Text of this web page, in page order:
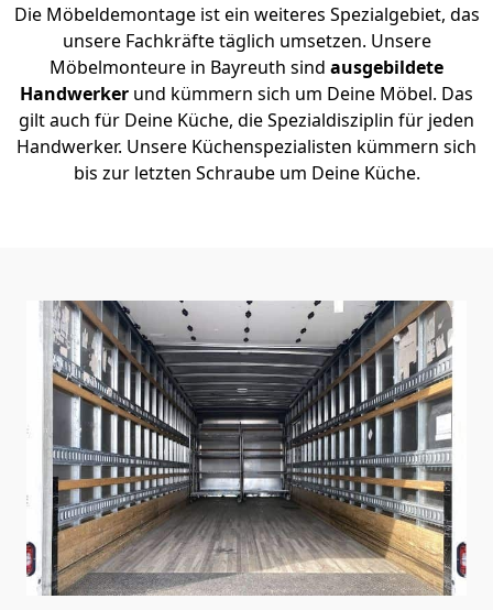
Die Möbeldemontage ist ein weiteres Spezialgebiet, das
unsere Fachkräfte täglich umsetzen. Unsere
Möbelmonteure in Bayreuth sind ausgebildete
Handwerker und kümmern sich um Deine Möbel. Das
gilt auch für Deine Küche, die Spezialdisziplin für jeden
Handwerker. Unsere Küchenspezialisten kümmern sich
bis zur letzten Schraube um Deine Küche.